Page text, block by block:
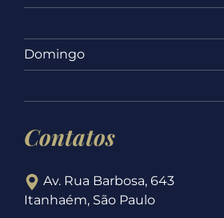
Domingo
Contatos
Av. Rua Barbosa, 643
Itanhaém, São Paulo